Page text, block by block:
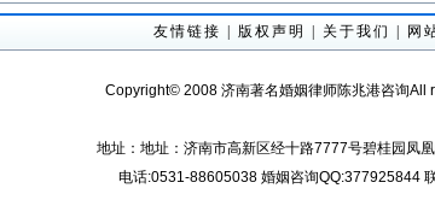
友情链接 版权声明 关于我们 网
Copyright© 2008 济南著名婚姻律师陈兆港咨询All
地址：地址：济南市高新区经十路7777号碧桂园凤
电话:0531-88605038 婚姻咨询QQ:377925844